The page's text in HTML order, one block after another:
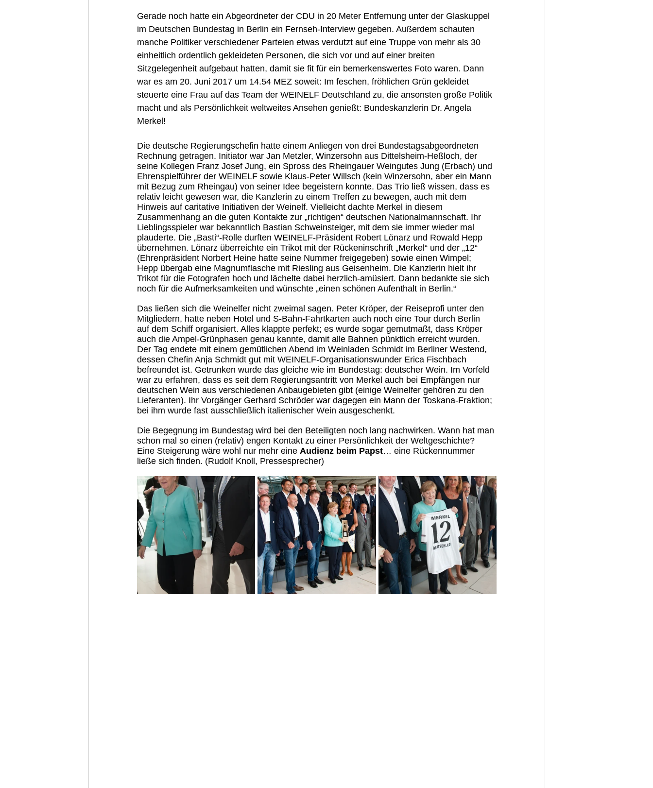
Gerade noch hatte ein Abgeordneter der CDU in 20 Meter Entfernung unter der Glaskuppel
im Deutschen Bundestag in Berlin ein Fernseh-Interview gegeben. Außerdem schauten
manche Politiker verschiedener Parteien etwas verdutzt auf eine Truppe von mehr als 30
einheitlich ordentlich gekleideten Personen, die sich vor und auf einer breiten
Sitzgelegenheit aufgebaut hatten, damit sie fit für ein bemerkenswertes Foto waren. Dann
war es am 20. Juni 2017 um 14.54 MEZ soweit: Im feschen, fröhlichen Grün gekleidet
steuerte eine Frau auf das Team der WEINELF Deutschland zu, die ansonsten große Politik
macht und als Persönlichkeit weltweites Ansehen genießt: Bundeskanzlerin Dr. Angela
Merkel!
Die deutsche Regierungschefin hatte einem Anliegen von drei Bundestagsabgeordneten
Rechnung getragen. Initiator war Jan Metzler, Winzersohn aus Dittelsheim-Heßloch, der
seine Kollegen Franz Josef Jung, ein Spross des Rheingauer Weingutes Jung (Erbach) und
Ehrenspielführer der WEINELF sowie Klaus-Peter Willsch (kein Winzersohn, aber ein Mann
mit Bezug zum Rheingau) von seiner Idee begeistern konnte. Das Trio ließ wissen, dass es
relativ leicht gewesen war, die Kanzlerin zu einem Treffen zu bewegen, auch mit dem
Hinweis auf caritative Initiativen der Weinelf. Vielleicht dachte Merkel in diesem
Zusammenhang an die guten Kontakte zur „richtigen“ deutschen Nationalmannschaft. Ihr
Lieblingsspieler war bekanntlich Bastian Schweinsteiger, mit dem sie immer wieder mal
plauderte. Die „Basti“-Rolle durften WEINELF-Präsident Robert Lönarz und Rowald Hepp
übernehmen. Lönarz überreichte ein Trikot mit der Rückeninschrift „Merkel“ und der „12“
(Ehrenpräsident Norbert Heine hatte seine Nummer freigegeben) sowie einen Wimpel;
Hepp übergab eine Magnumflasche mit Riesling aus Geisenheim. Die Kanzlerin hielt ihr
Trikot für die Fotografen hoch und lächelte dabei herzlich-amüsiert. Dann bedankte sie sich
noch für die Aufmerksamkeiten und wünschte „einen schönen Aufenthalt in Berlin.“
Das ließen sich die Weinelfer nicht zweimal sagen. Peter Kröper, der Reiseprofi unter den
Mitgliedern, hatte neben Hotel und S-Bahn-Fahrtkarten auch noch eine Tour durch Berlin
auf dem Schiff organisiert. Alles klappte perfekt; es wurde sogar gemutmaßt, dass Kröper
auch die Ampel-Grünphasen genau kannte, damit alle Bahnen pünktlich erreicht wurden.
Der Tag endete mit einem gemütlichen Abend im Weinladen Schmidt im Berliner Westend,
dessen Chefin Anja Schmidt gut mit WEINELF-Organisationswunder Erica Fischbach
befreundet ist. Getrunken wurde das gleiche wie im Bundestag: deutscher Wein. Im Vorfeld
war zu erfahren, dass es seit dem Regierungsantritt von Merkel auch bei Empfängen nur
deutschen Wein aus verschiedenen Anbaugebieten gibt (einige Weinelfer gehören zu den
Lieferanten). Ihr Vorgänger Gerhard Schröder war dagegen ein Mann der Toskana-Fraktion;
bei ihm wurde fast ausschließlich italienischer Wein ausgeschenkt.
Die Begegnung im Bundestag wird bei den Beteiligten noch lang nachwirken. Wann hat man
schon mal so einen (relativ) engen Kontakt zu einer Persönlichkeit der Weltgeschichte?
Eine Steigerung wäre wohl nur mehr eine Audienz beim Papst… eine Rückennummer
ließe sich finden. (Rudolf Knoll, Pressesprecher)